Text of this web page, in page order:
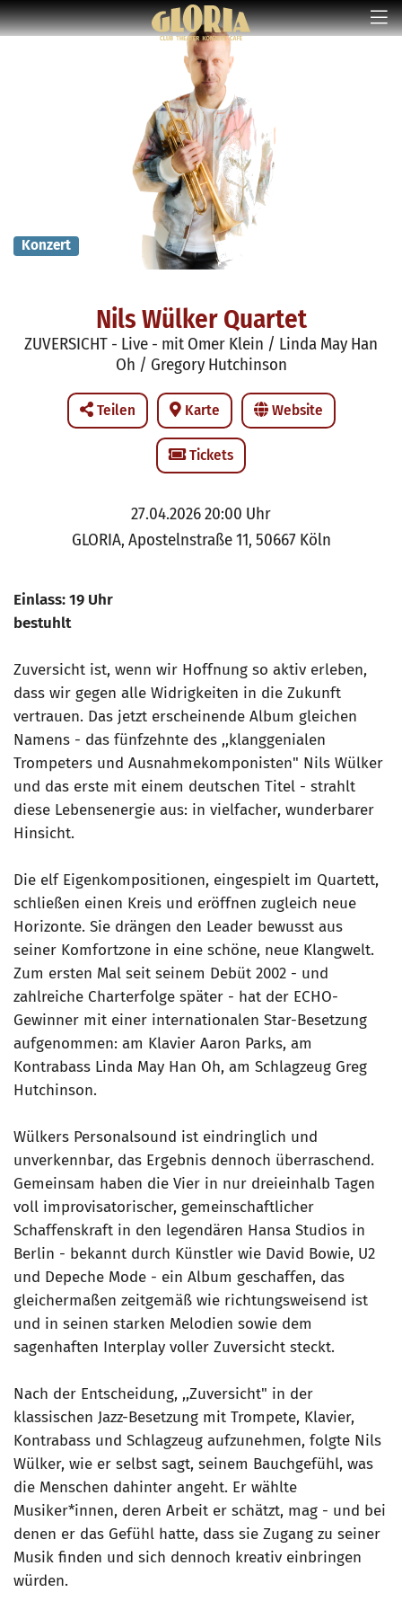
Konzert
Nils Wülker Quartet
ZUVERSICHT - Live - mit Omer Klein / Linda May Han
Oh / Gregory Hutchinson
Teilen Karte Website
Tickets
27.04.2026 20:00 Uhr
GLORIA, Apostelnstraße 11, 50667 Köln
Einlass: 19 Uhr
bestuhlt
Zuversicht ist, wenn wir Hoffnung so aktiv erleben,
dass wir gegen alle Widrigkeiten in die Zukunft
vertrauen. Das jetzt erscheinende Album gleichen
Namens - das fünfzehnte des ,,klanggenialen
Trompeters und Ausnahmekomponisten" Nils Wülker
und das erste mit einem deutschen Titel - strahlt
diese Lebensenergie aus: in vielfacher, wunderbarer
Hinsicht.
Die elf Eigenkompositionen, eingespielt im Quartett,
schließen einen Kreis und eröffnen zugleich neue
Horizonte. Sie drängen den Leader bewusst aus
seiner Komfortzone in eine schöne, neue Klangwelt.
Zum ersten Mal seit seinem Debüt 2002 - und
zahlreiche Charterfolge später - hat der ECHO-
Gewinner mit einer internationalen Star-Besetzung
aufgenommen: am Klavier Aaron Parks, am
Kontrabass Linda May Han Oh, am Schlagzeug Greg
Hutchinson.
Wülkers Personalsound ist eindringlich und
unverkennbar, das Ergebnis dennoch überraschend.
Gemeinsam haben die Vier in nur dreieinhalb Tagen
voll improvisatorischer, gemeinschaftlicher
Schaffenskraft in den legendären Hansa Studios in
Berlin - bekannt durch Künstler wie David Bowie, U2
und Depeche Mode - ein Album geschaffen, das
gleichermaßen zeitgemäß wie richtungsweisend ist
und in seinen starken Melodien sowie dem
sagenhaften Interplay voller Zuversicht steckt.
Nach der Entscheidung, ,,Zuversicht" in der
klassischen Jazz-Besetzung mit Trompete, Klavier,
Kontrabass und Schlagzeug aufzunehmen, folgte Nils
Wülker, wie er selbst sagt, seinem Bauchgefühl, was
die Menschen dahinter angeht. Er wählte
Musiker*innen, deren Arbeit er schätzt, mag - und bei
denen er das Gefühl hatte, dass sie Zugang zu seiner
Musik finden und sich dennoch kreativ einbringen
würden.